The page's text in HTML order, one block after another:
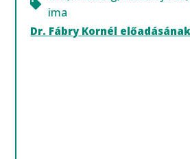
ima
Dr. Fábry Kornél